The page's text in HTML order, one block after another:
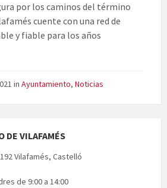
por los caminos del término
cuente con una red de
y fiable para los años
in Ayuntamiento, Noticias
DE VILAFAMÉS
Vilafamés, Castelló
de 9:00 a 14:00